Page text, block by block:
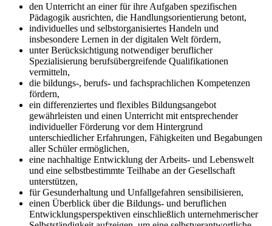
den Unterricht an einer für ihre Aufgaben spezifischen
Pädagogik ausrichten, die Handlungsorientierung betont,
individuelles und selbstorganisiertes Handeln und
insbesondere Lernen in der digitalen Welt fördern,
unter Berücksichtigung notwendiger beruflicher
Spezialisierung berufsübergreifende Qualifikationen
vermitteln,
die bildungs-, berufs- und fachsprachlichen Kompetenzen
fördern,
ein differenziertes und flexibles Bildungsangebot
gewährleisten und einen Unterricht mit entsprechender
individueller Förderung vor dem Hintergrund
unterschiedlicher Erfahrungen, Fähigkeiten und Begabungen
aller Schüler ermöglichen,
eine nachhaltige Entwicklung der Arbeits- und Lebenswelt
und eine selbstbestimmte Teilhabe an der Gesellschaft
unterstützen,
für Gesunderhaltung und Unfallgefahren sensibilisieren,
einen Überblick über die Bildungs- und beruflichen
Entwicklungsperspektiven einschließlich unternehmerischer